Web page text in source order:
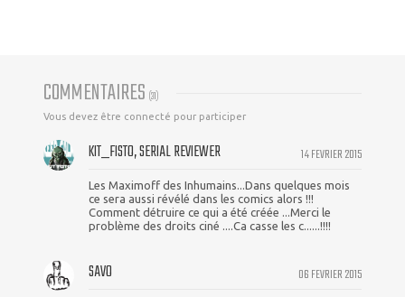
COMMENTAIRES (31)
Vous devez être connecté pour participer
14 FEVRIER 2015
KIT_FISTO, SERIAL REVIEWER
Les Maximoff des Inhumains...Dans quelques mois
ce sera aussi révélé dans les comics alors !!!
Comment détruire ce qui a été créée ...Merci le
problème des droits ciné ....Ca casse les c......!!!!
06 FEVRIER 2015
SAVO